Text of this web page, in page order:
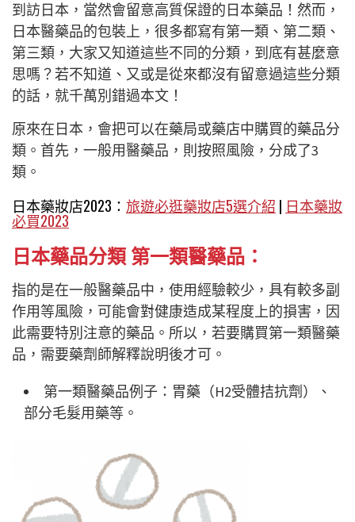
到訪日本，當然會留意高質保證的日本藥品！然而，
日本醫藥品的包裝上，很多都寫有第一類、第二類、
第三類，大家又知道這些不同的分類，到底有甚麼意
思嗎？若不知道、又或是從來都沒有留意過這些分類
的話，就千萬別錯過本文！
原來在日本，會把可以在藥局或藥店中購買的藥品分
類。首先，一般用醫藥品，則按照風險，分成了3
類。
日本藥妝店2023： 旅遊必逛藥妝店5選介紹 | 日本藥妝
必買2023
日本藥品分類 第一類醫藥品：
指的是在一般醫藥品中，使用經驗較少，具有較多副
作用等風險，可能會對健康造成某程度上的損害，因
此需要特別注意的藥品。所以，若要購買第一類醫藥
品，需要藥劑師解釋說明後才可。
第一類醫藥品例子：胃藥（H2受體拮抗劑）、
部分毛髮用藥等。